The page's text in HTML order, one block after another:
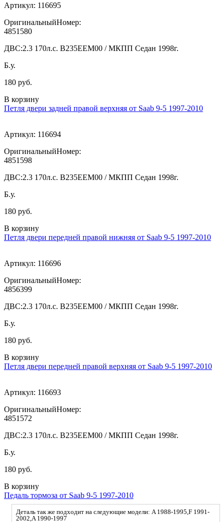
Артикул: 116695
ОригинальныйНомер:
4851580
ДВС:2.3 170л.с. В235ЕЕМ00 / МКПП Седан 1998г.
Б.у.
180 руб.
В корзину
Петля двери задней правой верхняя от Saab 9-5 1997-2010
Артикул: 116694
ОригинальныйНомер:
4851598
ДВС:2.3 170л.с. В235ЕЕМ00 / МКПП Седан 1998г.
Б.у.
180 руб.
В корзину
Петля двери передней правой нижняя от Saab 9-5 1997-2010
Артикул: 116696
ОригинальныйНомер:
4856399
ДВС:2.3 170л.с. В235ЕЕМ00 / МКПП Седан 1998г.
Б.у.
180 руб.
В корзину
Петля двери передней правой верхняя от Saab 9-5 1997-2010
Артикул: 116693
ОригинальныйНомер:
4851572
ДВС:2.3 170л.с. В235ЕЕМ00 / МКПП Седан 1998г.
Б.у.
180 руб.
В корзину
Педаль тормоза от Saab 9-5 1997-2010
Деталь так же подходит на следующие модели: A 1988-1995,F 1991-
2002,A 1990-1997